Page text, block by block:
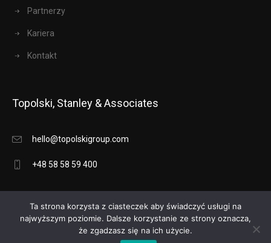
Partnerzy
Kariera
Kontakt
Topolski, Stanley & Associates
hello@topolskigroup.com
+48 58 58 59 400
Ta strona korzysta z ciasteczek aby świadczyć usługi na
najwyższym poziomie. Dalsze korzystanie ze strony oznacza,
że zgadzasz się na ich użycie.